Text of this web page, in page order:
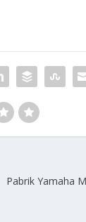
Pabrik Yamaha